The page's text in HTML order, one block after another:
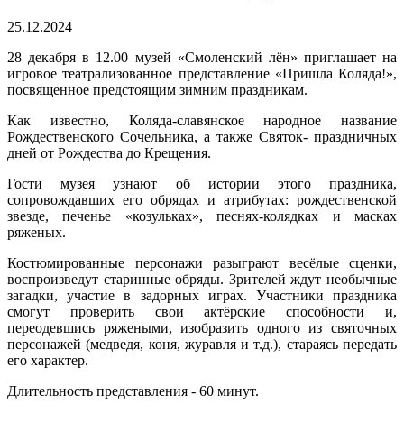
25.12.2024
28 декабря в 12.00 музей «Смоленский лён» приглашает на
игровое театрализованное представление «Пришла Коляда!»,
посвященное предстоящим зимним праздникам.
Как известно, Коляда-славянское народное название
Рождественского Сочельника, а также Святок- праздничных
дней от Рождества до Крещения.
Гости музея узнают об истории этого праздника,
сопровождавших его обрядах и атрибутах: рождественской
звезде, печенье «козульках», песнях-колядках и масках
ряженых.
Костюмированные персонажи разыграют весёлые сценки,
воспроизведут старинные обряды. Зрителей ждут необычные
загадки, участие в задорных играх. Участники праздника
смогут проверить свои актёрские способности и,
переодевшись ряжеными, изобразить одного из святочных
персонажей (медведя, коня, журавля и т.д.), стараясь передать
его характер.
Длительность представления - 60 минут.